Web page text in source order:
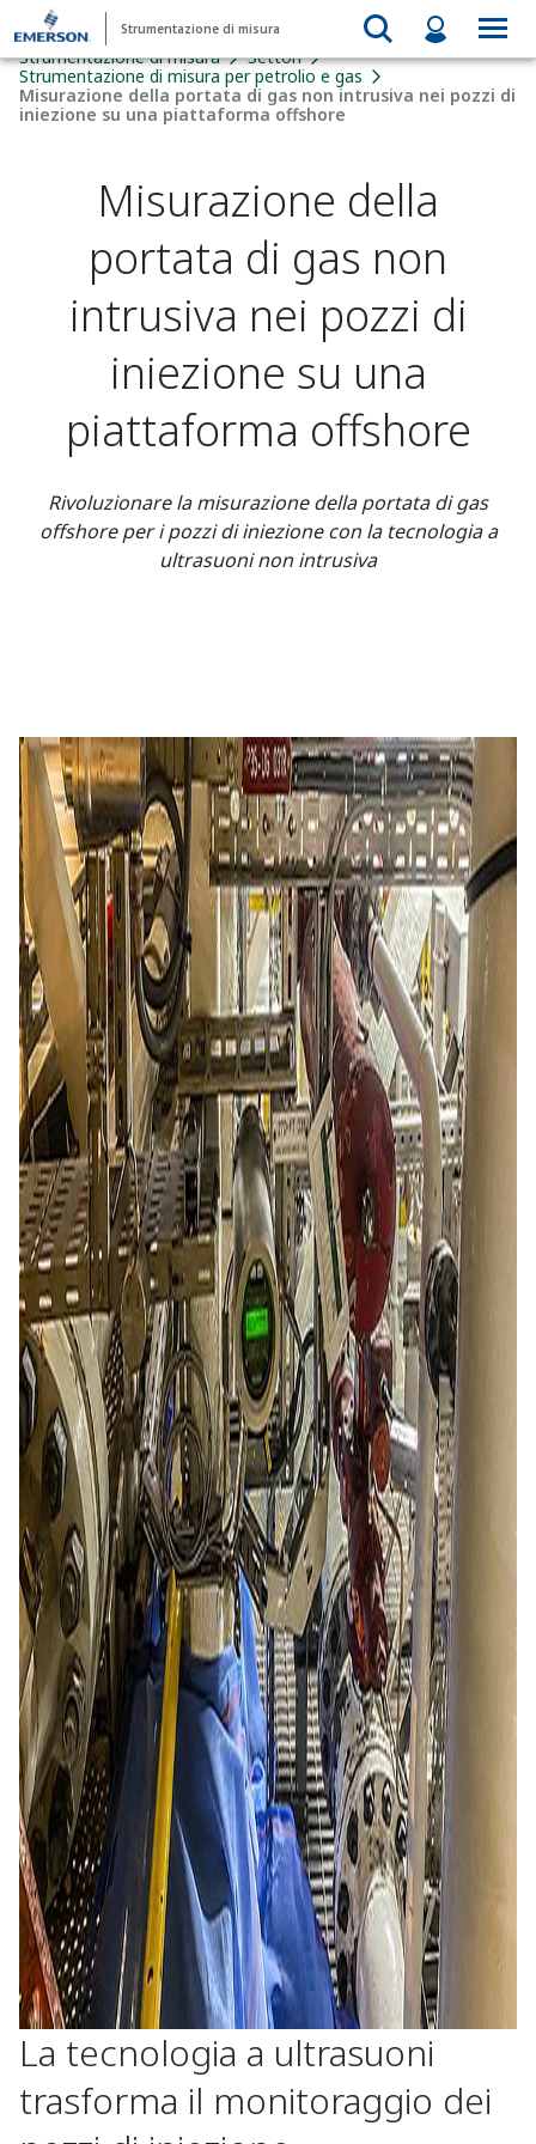
Strumentazione di misura
Strumentazione di misura
Settori
Strumentazione di misura per petrolio e gas
Misurazione della portata di gas non intrusiva nei pozzi di
iniezione su una piattaforma offshore
Misurazione della
portata di gas non
intrusiva nei pozzi di
iniezione su una
piattaforma offshore
Rivoluzionare la misurazione della portata di gas
offshore per i pozzi di iniezione con la tecnologia a
ultrasuoni non intrusiva
La tecnologia a ultrasuoni
trasforma il monitoraggio dei